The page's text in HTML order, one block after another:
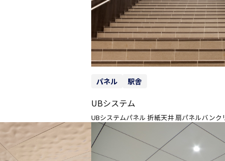
パネル 駅舎
UBシステム
UBシステムパネル 折紙天井 扇パネルバンク